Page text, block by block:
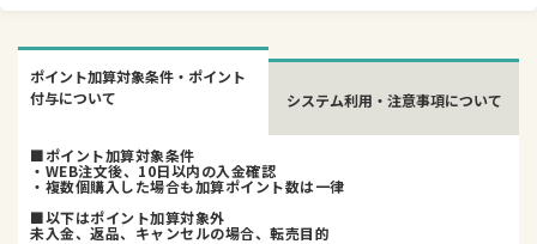
ポイント加算対象条件・ポイント
付与について
システム利用・注意事項について
■ポイント加算対象条件
・WEB注文後、10日以内の入金確認
・複数個購入した場合も加算ポイント数は一律
■以下はポイント加算対象外
未入金、返品、キャンセルの場合、転売目的